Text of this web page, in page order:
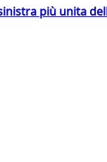
più unita